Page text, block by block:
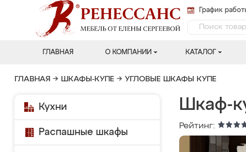
График
ГЛАВНАЯ О КОМПАНИИ КАТАЛОГ
ГЛАВНАЯ → ШКАФЫ-КУПЕ → УГЛОВЫЕ ШКАФЫ КУПЕ
Кухни
Распашные шкафы
Шкаф-
Рейтинг: